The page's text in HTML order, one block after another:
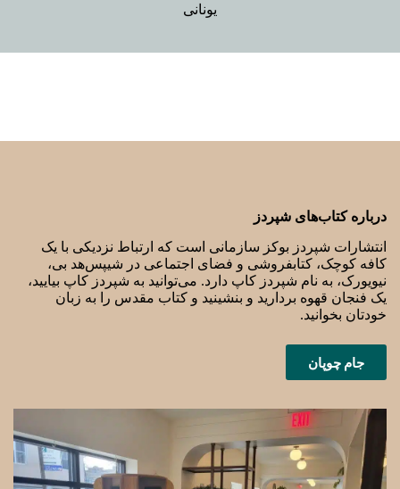
یونانی
درباره کتاب‌های شپردز
انتشارات شپردز بوکز سازمانی است که ارتباط نزدیکی با یک
کافه کوچک، کتابفروشی و فضای اجتماعی در شیپس‌هد بی،
نیویورک، به نام شپردز کاپ دارد. می‌توانید به شپردز کاپ بیایید،
یک فنجان قهوه بردارید و بنشینید و کتاب مقدس را به زبان
خودتان بخوانید.
جام چوپان